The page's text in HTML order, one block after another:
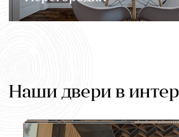
Наши двери в